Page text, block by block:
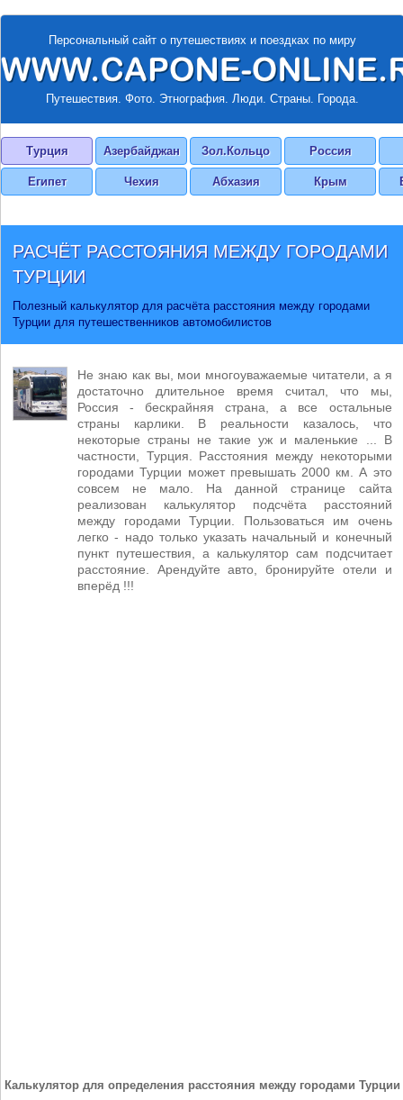
Персональный сайт о путешествиях и поездках по миру
Путешествия. Фото. Этнография. Люди. Страны. Города.
Турция Азербайджан Зол.Кольцо Россия
Египет Чехия Абхазия Крым
РАСЧЁТ РАССТОЯНИЯ МЕЖДУ ГОРОДАМИ
ТУРЦИИ
Полезный калькулятор для расчёта расстояния между городами
Турции для путешественников автомобилистов
Не знаю как вы, мои многоуважаемые читатели, а я
достаточно длительное время считал, что мы,
Россия - бескрайняя страна, а все остальные
страны карлики. В реальности казалось, что
некоторые страны не такие уж и маленькие ... В
частности, Турция. Расстояния между некоторыми
городами Турции может превышать 2000 км. А это
совсем не мало. На данной странице сайта
реализован калькулятор подсчёта расстояний
между городами Турции. Пользоваться им очень
легко - надо только указать начальный и конечный
пункт путешествия, а калькулятор сам подсчитает
расстояние. Арендуйте авто, бронируйте отели и
вперёд !!!
Калькулятор для определения расстояния между городами Турции